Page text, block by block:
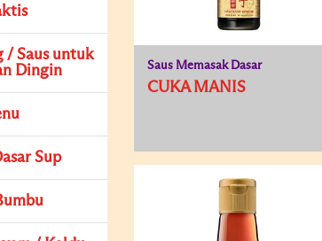
/ Saus untuk
Dingin
Sup
Saus Memasak Dasar
CUKA MANIS